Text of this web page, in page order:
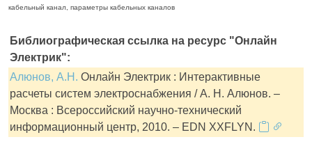
кабельный канал, параметры кабельных каналов
Библиографическая ссылка на ресурс "Онлайн
Электрик":
Алюнов, А.Н. Онлайн Электрик : Интерактивные
расчеты систем электроснабжения / А. Н. Алюнов. –
Москва : Всероссийский научно-технический
информационный центр, 2010. – EDN XXFLYN.